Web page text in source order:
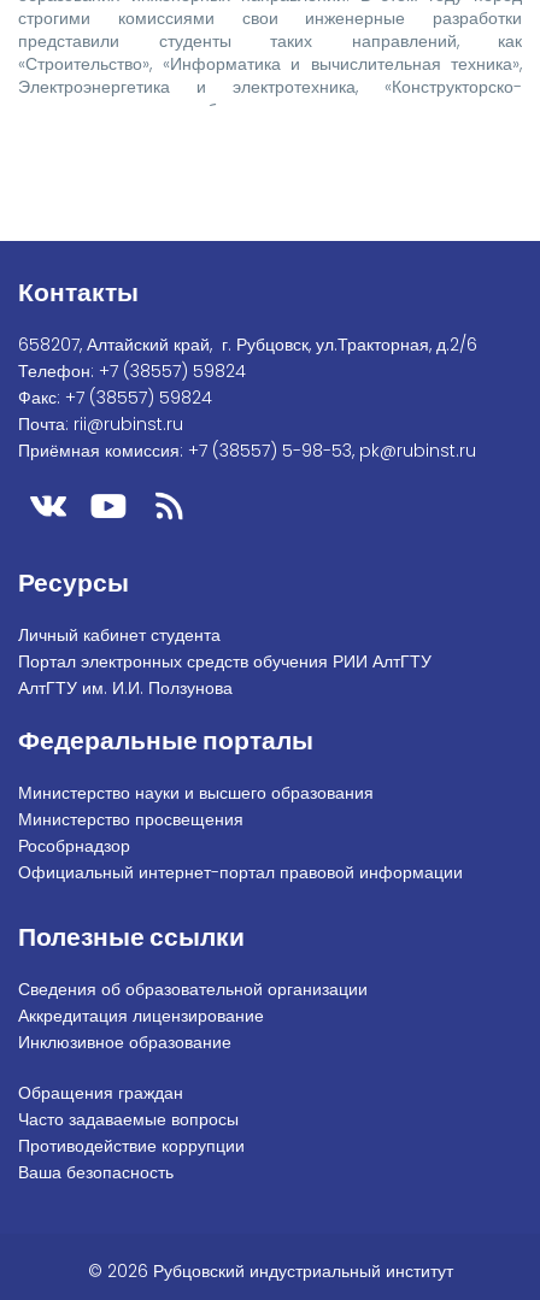
строгими комиссиями свои инженерные разработки
представили студенты таких направлений, как
«Строительство», «Информатика и вычислительная техника»,
Электроэнергетика и электротехника, «Конструкторско-
технологическое обеспечение машиностроительных
Контакты
658207, Алтайский край, г. Рубцовск, ул.Тракторная, д.2/6
Телефон: +7 (38557) 59824
Факс: +7 (38557) 59824
Почта: rii@rubinst.ru
Приёмная комиссия: +7 (38557) 5-98-53, pk@rubinst.ru
Ресурсы
Личный кабинет студента
Портал электронных средств обучения РИИ АлтГТУ
АлтГТУ им. И.И. Ползунова
Федеральные порталы
Министерство науки и высшего образования
Министерство просвещения
Рособрнадзор
Официальный интернет-портал правовой информации
Полезные ссылки
Сведения об образовательной организации
Аккредитация лицензирование
Инклюзивное образование
Подвал_право
Обращения граждан
Часто задаваемые вопросы
Противодействие коррупции
Ваша безопасность
© 2026 Рубцовский индустриальный институт